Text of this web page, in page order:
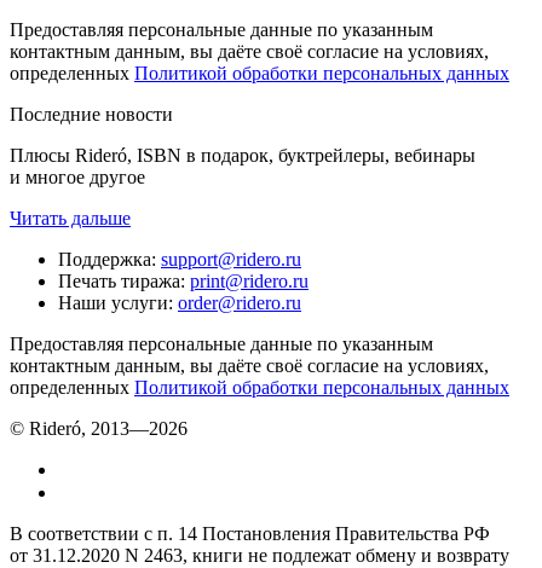
Предоставляя персональные данные по указанным
контактным данным, вы даёте своё согласие на условиях,
определенных Политикой обработки персональных данных
Последние новости
Плюсы Rideró, ISBN в подарок, буктрейлеры, вебинары
и многое другое
Читать дальше
Поддержка: support@ridero.ru
Печать тиража: print@ridero.ru
Наши услуги: order@ridero.ru
Предоставляя персональные данные по указанным
контактным данным, вы даёте своё согласие на условиях,
определенных Политикой обработки персональных данных
© Rideró, 2013—2026
В соответствии с п. 14 Постановления Правительства РФ
от 31.12.2020 N 2463, книги не подлежат обмену и возврату